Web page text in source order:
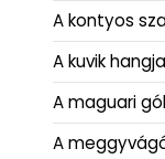
A kontyos
A kuvik
A maguari
A